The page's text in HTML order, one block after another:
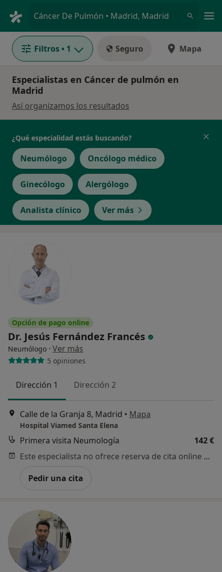
Cáncer De Pulmón • Madrid, Madrid
Filtros • 1 Seguro Mapa
Especialistas en Cáncer de pulmón en
Madrid
Así organizamos los resultados
¿Qué especialidad estás buscando?
Neumólogo Oncólogo médico
Ginecólogo Alergólogo
Analista clínico Ver más
Opción de pago online
Dr. Jesús Fernández Francés
Neumólogo · Ver más
5 opiniones
Dirección 1 Dirección 2
Calle de la Granja 8, Madrid • Mapa
Hospital Viamed Santa Elena
Primera visita Neumología
142 €
Este especialista no ofrece reserva de cita online en esta dirección.
Pedir una cita